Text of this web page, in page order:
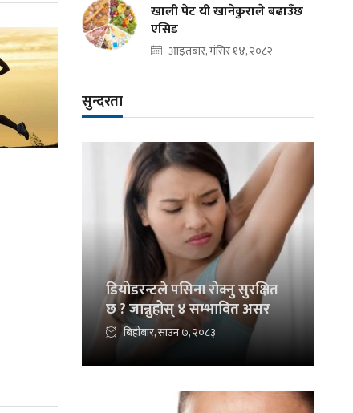
खाली पेट यी खानेकुराले बढाउँछ
एसिड
आइतबार, मंसिर १४, २०८२
सुन्दरता
डियोडरन्टले पसिना रोक्नु सुरक्षित
छ ? जान्नुहोस् ४ सम्भावित असर
बिहीबार, साउन ७, २०८३